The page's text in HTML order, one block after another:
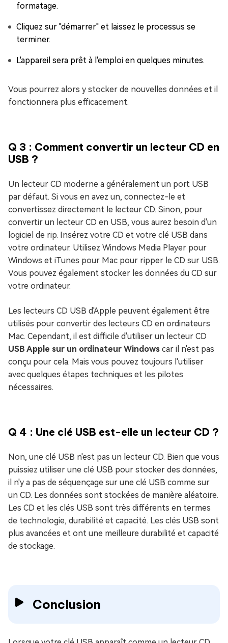
formatage.
Cliquez sur "démarrer" et laissez le processus se
terminer.
L'appareil sera prêt à l'emploi en quelques minutes.
Vous pourrez alors y stocker de nouvelles données et il
fonctionnera plus efficacement.
Q 3 : Comment convertir un lecteur CD en
USB ?
Un lecteur CD moderne a généralement un port USB
par défaut. Si vous en avez un, connectez-le et
convertissez directement le lecteur CD. Sinon, pour
convertir un lecteur CD en USB, vous aurez besoin d'un
logiciel de rip. Insérez votre CD et votre clé USB dans
votre ordinateur. Utilisez Windows Media Player pour
Windows et iTunes pour Mac pour ripper le CD sur USB.
Vous pouvez également stocker les données du CD sur
votre ordinateur.
Les lecteurs CD USB d'Apple peuvent également être
utilisés pour convertir des lecteurs CD en ordinateurs
Mac. Cependant, il est difficile d'utiliser un lecteur CD
USB Apple sur un ordinateur Windows car il n'est pas
conçu pour cela. Mais vous pouvez toujours l'utiliser
avec quelques étapes techniques et les pilotes
nécessaires.
Q 4 : Une clé USB est-elle un lecteur CD ?
Non, une clé USB n'est pas un lecteur CD. Bien que vous
puissiez utiliser une clé USB pour stocker des données,
il n'y a pas de séquençage sur une clé USB comme sur
un CD. Les données sont stockées de manière aléatoire.
Les CD et les clés USB sont très différents en termes
de technologie, durabilité et capacité. Les clés USB sont
plus avancées et ont une meilleure durabilité et capacité
de stockage.
Conclusion